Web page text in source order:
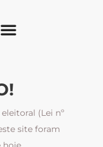
(Lei nº
site foram